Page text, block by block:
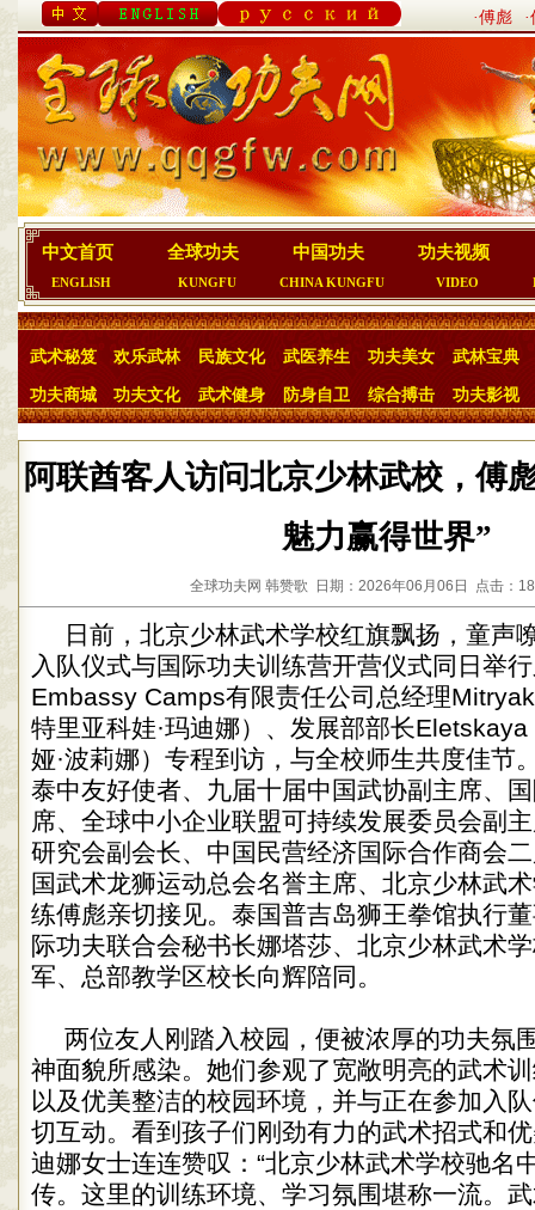
·傅彪
中文首页
ENGLISH
全球功夫
KUNGFU
中国功夫
CHINA KUNGFU
功夫视频
VIDEO
武术秘笈 欢乐武林 民族文化 武医养生 功夫美女 武林宝典
功夫商城 功夫文化 武术健身 防身自卫 综合搏击 功夫影视
阿联酋客人访问北京少林武校，傅
魅力赢得世界”
全球功夫网 韩赞歌 日期：2026年06月06日 点击：
日前，北京少林武术学校红旗飘扬，童声
入队仪式与国际功夫训练营开营仪式同日举
Embassy Camps有限责任公司总经理
特里亚科娃·玛迪娜）、发展部部长
娅·波莉娜）专程到访，与全校师生共度佳节
泰中友好使者、九届十届中国武协副主席、
席、全球中小企业联盟可持续发展委员会副
研究会副会长、中国民营经济国际合作商会
国武术龙狮运动总会名誉主席、北京少林武
练傅彪亲切接见。泰国普吉岛狮王拳馆执行
际功夫联合会秘书长娜塔莎、北京少林武术
军、总部教学区校长向辉陪同。
两位友人刚踏入校园，便被浓厚的功夫氛
神面貌所感染。她们参观了宽敞明亮的武术
以及优美整洁的校园环境，并与正在参加入
切互动。看到孩子们刚劲有力的武术招式和
迪娜女士连连赞叹：“北京少林武术学校驰名
传。这里的训练环境、学习氛围堪称一流。